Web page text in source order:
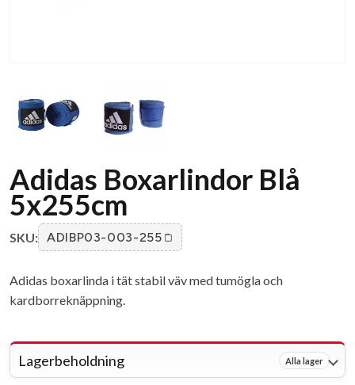
Adidas Boxarlindor Blå
5x255cm
SKU: ADIBP03-003-255
Adidas boxarlinda i tät stabil väv med tumögla och
kardborreknäppning.
Lagerbeholdning Alla lager